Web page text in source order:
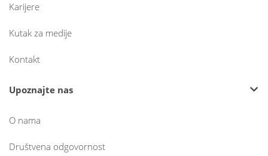
Karijere
Kutak za medije
Kontakt
Upoznajte nas
O nama
Društvena odgovornost